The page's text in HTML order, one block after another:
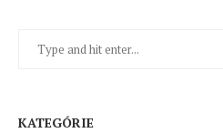
KATEGÓRIE